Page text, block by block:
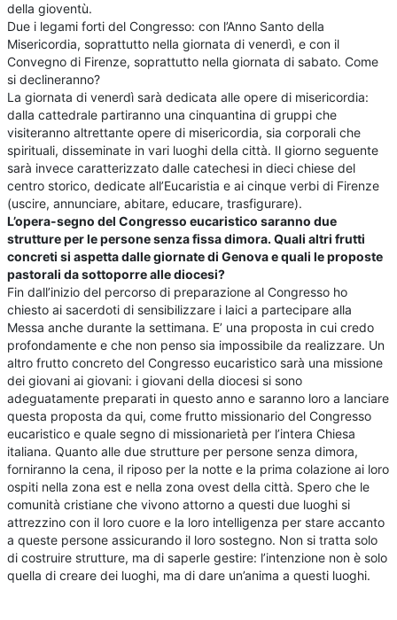
della gioventù.
Due i legami forti del Congresso: con l’Anno Santo della
Misericordia, soprattutto nella giornata di venerdì, e con il
Convegno di Firenze, soprattutto nella giornata di sabato. Come
si declineranno?
La giornata di venerdì sarà dedicata alle opere di misericordia:
dalla cattedrale partiranno una cinquantina di gruppi che
visiteranno altrettante opere di misericordia, sia corporali che
spirituali, disseminate in vari luoghi della città. Il giorno seguente
sarà invece caratterizzato dalle catechesi in dieci chiese del
centro storico, dedicate all’Eucaristia e ai cinque verbi di Firenze
(uscire, annunciare, abitare, educare, trasfigurare).
L’opera-segno del Congresso eucaristico saranno due
strutture per le persone senza fissa dimora. Quali altri frutti
concreti si aspetta dalle giornate di Genova e quali le proposte
pastorali da sottoporre alle diocesi?
Fin dall’inizio del percorso di preparazione al Congresso ho
chiesto ai sacerdoti di sensibilizzare i laici a partecipare alla
Messa anche durante la settimana. E’ una proposta in cui credo
profondamente e che non penso sia impossibile da realizzare. Un
altro frutto concreto del Congresso eucaristico sarà una missione
dei giovani ai giovani: i giovani della diocesi si sono
adeguatamente preparati in questo anno e saranno loro a lanciare
questa proposta da qui, come frutto missionario del Congresso
eucaristico e quale segno di missionarietà per l’intera Chiesa
italiana. Quanto alle due strutture per persone senza dimora,
forniranno la cena, il riposo per la notte e la prima colazione ai loro
ospiti nella zona est e nella zona ovest della città. Spero che le
comunità cristiane che vivono attorno a questi due luoghi si
attrezzino con il loro cuore e la loro intelligenza per stare accanto
a queste persone assicurando il loro sostegno. Non si tratta solo
di costruire strutture, ma di saperle gestire: l’intenzione non è solo
quella di creare dei luoghi, ma di dare un’anima a questi luoghi.